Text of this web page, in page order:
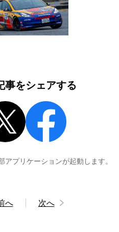
事をシェアする
プリケーションが起動します。
へ 次へ